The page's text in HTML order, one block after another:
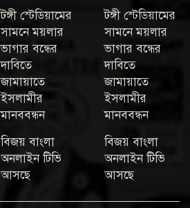
টঙ্গী স্টেডিয়ামের
সামনে ময়লার
ভাগার বন্ধের
দাবিতে
জামায়াতে
ইসলামীর
মানববন্ধন
বিজয় বাংলা
অনলাইন টিভি
আসছে
টঙ্গী স্টেডিয়ামের
সামনে ময়লার
ভাগার বন্ধের
দাবিতে
জামায়াতে
ইসলামীর
মানববন্ধন
বিজয় বাংলা
অনলাইন টিভি
আসছে